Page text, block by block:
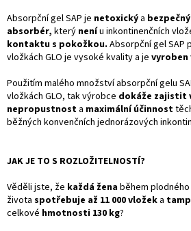
Absorpční gel SAP je netoxický a
absorbér, který neníu inkontinenčních
kontaktu s pokožkou. Absorpční gel SAP
vložkách GLO je vysoké kvality a je vyroben
Použitím malého množství absorpční gelu
vložkách GLO, tak výrobce dokáže zajistit
nepropustnost a maximální účinnost
běžných konvenčních jednorázových
JAK JE TO S ROZLOŽITELNOSTÍ?
Věděli jste, že každá ženaběhem
života spotřebuje až 11 000 vložek a
celkové hmotnosti 130 kg?